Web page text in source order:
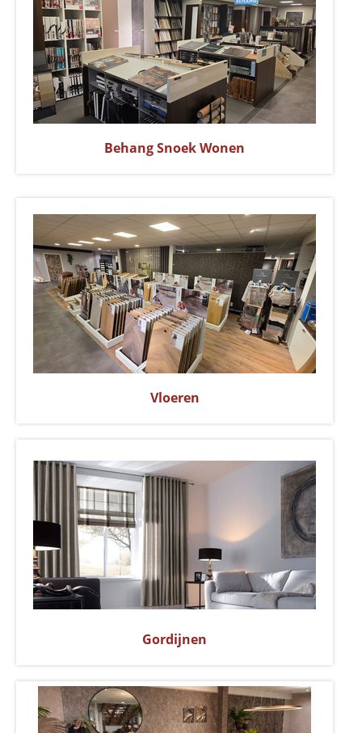
Behang Snoek Wonen
Vloeren
Gordijnen